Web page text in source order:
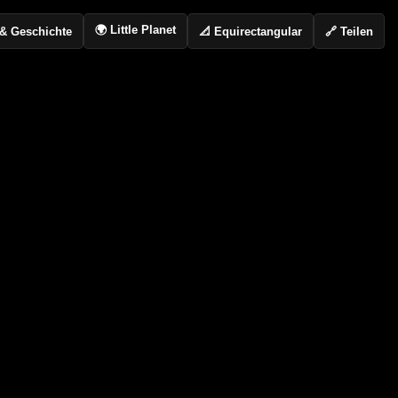
Geschichte 🌍 Little Planet 📐 Equirectangular 🔗 Teilen